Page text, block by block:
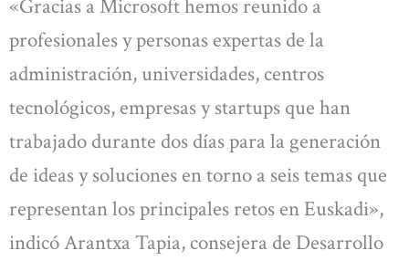
«Gracias a Microsoft hemos reunido a
profesionales y personas expertas de la
administración, universidades, centros
tecnológicos, empresas y startups que han
trabajado durante dos días para la generación
de ideas y soluciones en torno a seis temas que
representan los principales retos en Euskadi»,
indicó Arantxa Tapia, consejera de Desarrollo